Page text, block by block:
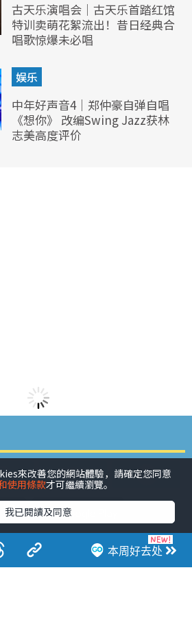
古天乐演唱会｜古天乐首踏红馆
特训卖萌花絮流出！昔日经典合
唱歌惊爆未必唱
娱乐
中年好声音4｜郑仲豪自弹自唱
《想你》 改编Swing Jazz获林
志美高度评价
本周好去处
尖沙咀好去处
铜锣湾好去处
旺角好去处 社会 餐厅情报
來改善您的網站體驗，請確定您同意
使用條款才可繼續瀏覽。
我已閱讀及同意